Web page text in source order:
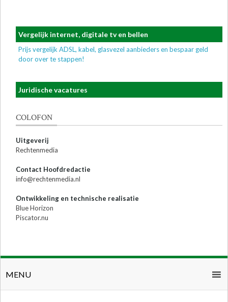
Vergelijk internet, digitale tv en bellen
Prijs vergelijk ADSL, kabel, glasvezel aanbieders en bespaar geld
door over te stappen!
Juridische vacatures
COLOFON
Uitgeverij
Rechtenmedia
Contact Hoofdredactie
info@rechtenmedia.nl
Ontwikkeling en technische realisatie
Blue Horizon
Piscator.nu
MENU